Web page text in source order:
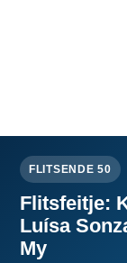
FLITSENDE 50
Flitsfeitje:
Luísa
My